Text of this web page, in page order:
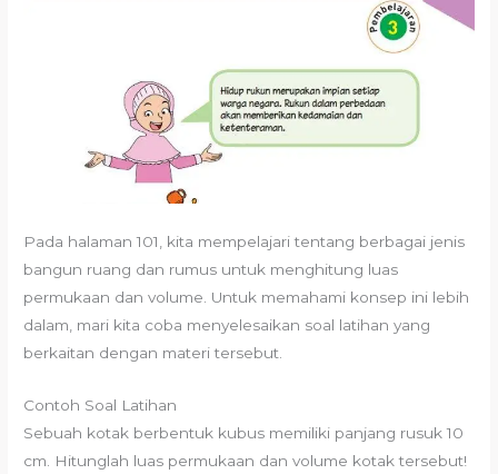
Pada halaman 101, kita mempelajari tentang berbagai jenis
bangun ruang dan rumus untuk menghitung luas
permukaan dan volume. Untuk memahami konsep ini lebih
dalam, mari kita coba menyelesaikan soal latihan yang
berkaitan dengan materi tersebut.
Contoh Soal Latihan
Sebuah kotak berbentuk kubus memiliki panjang rusuk 10
cm. Hitunglah luas permukaan dan volume kotak tersebut!